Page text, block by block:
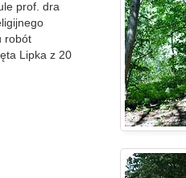
prof. dra
robót
Lipka z 20